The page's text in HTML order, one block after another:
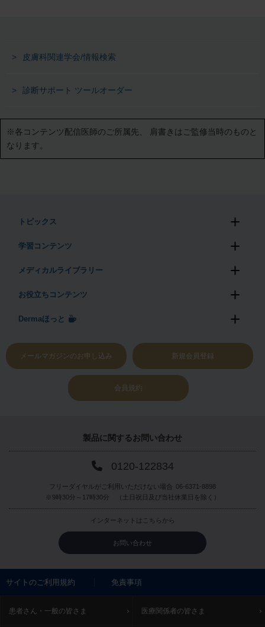
皮膚科関連学会/情報検索
診断サポート ツールオーダー
※各コンテンツ配信医師のご所属先、
肩書きはご監修当時のものと
なります。
トピックス
学習コンテンツ
メディカルライブラリー
お役立ちコンテンツ
Dermaほっと
メールマガジンのお申し込み 新規会員登録
会員規約
製品に関するお問い合わせ
0120-122834
フリーダイヤルがご利用いただけない場合 06-6371-8898
※9時30分～17時30分 （土日祝日及び当社休業日を除く）
インターネットはこちらから
お問い合わせ
サイトのご利用規約 免責事項
患者さん・一般の皆さま 医療関係者の皆さま